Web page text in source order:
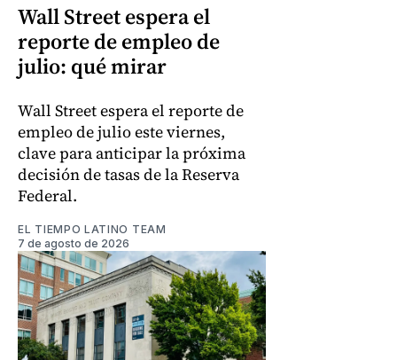
Wall Street espera el
reporte de empleo de
julio: qué mirar
Wall Street espera el reporte de
empleo de julio este viernes,
clave para anticipar la próxima
decisión de tasas de la Reserva
Federal.
EL TIEMPO LATINO TEAM
7 de agosto de 2026